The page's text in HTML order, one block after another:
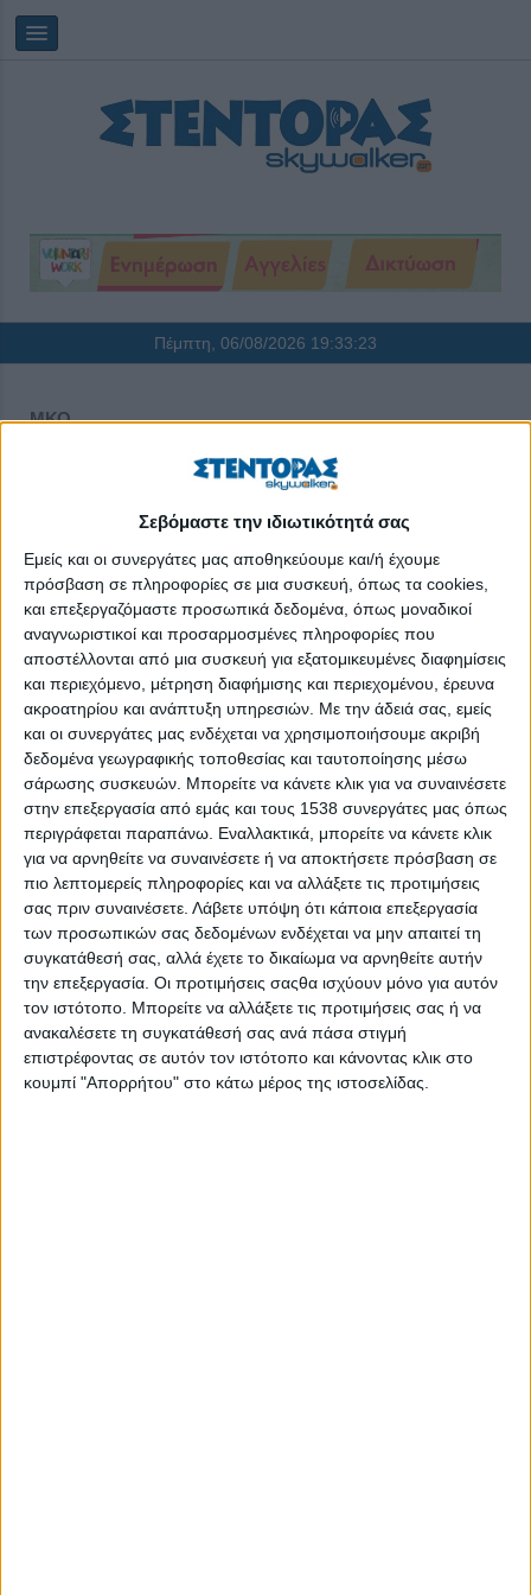
Σεβόμαστε την ιδιωτικότητά σας
Εμείς και οι συνεργάτες μας αποθηκεύουμε και/ή έχουμε
πρόσβαση σε πληροφορίες σε μια συσκευή, όπως τα cookies,
και επεξεργαζόμαστε προσωπικά δεδομένα, όπως μοναδικοί
αναγνωριστικοί και προσαρμοσμένες πληροφορίες που
αποστέλλονται από μια συσκευή για εξατομικευμένες διαφημίσεις
και περιεχόμενο, μέτρηση διαφήμισης και περιεχομένου, έρευνα
ακροατηρίου και ανάπτυξη υπηρεσιών. Με την άδειά σας, εμείς
και οι συνεργάτες μας ενδέχεται να χρησιμοποιήσουμε ακριβή
δεδομένα γεωγραφικής τοποθεσίας και ταυτοποίησης μέσω
σάρωσης συσκευών. Μπορείτε να κάνετε κλικ για να συναινέσετε
στην επεξεργασία από εμάς και τους 1538 συνεργάτες μας όπως
περιγράφεται παραπάνω. Εναλλακτικά, μπορείτε να κάνετε κλικ
για να αρνηθείτε να συναινέσετε ή να αποκτήσετε πρόσβαση σε
πιο λεπτομερείς πληροφορίες και να αλλάξετε τις προτιμήσεις
σας πριν συναινέσετε. Λάβετε υπόψη ότι κάποια επεξεργασία
των προσωπικών σας δεδομένων ενδέχεται να μην απαιτεί τη
συγκατάθεσή σας, αλλά έχετε το δικαίωμα να αρνηθείτε αυτήν
την επεξεργασία. Οι προτιμήσεις σαςθα ισχύουν μόνο για αυτόν
τον ιστότοπο. Μπορείτε να αλλάξετε τις προτιμήσεις σας ή να
ανακαλέσετε τη συγκατάθεσή σας ανά πάσα στιγμή
επιστρέφοντας σε αυτόν τον ιστότοπο και κάνοντας κλικ στο
κουμπί "Απορρήτου" στο κάτω μέρος της ιστοσελίδας.
Πέμπτη, 06/08/2026 19:33:23
ΜΚΟ
Υπόθεση της κοινωνίας, του σχολείου, της κοινότητας, του
δήμου, της Εκκλησίας, της Πολιτείας και προφανώς της
οικογένειας η χρήση ναρκωτικών
2η Έκθεση ΚΑΛΟ Athens Expo: ΚΑΛΟ ή κακό;
Youthnest: Στα άγονα περιβάλλοντα γεννιούνται οι πιο
γόνιμες ιδέες!
Άγγελοι της Χαράς: Βάλσαμο της ψυχής
Εθελοντική Διακονία Ασθενών: Δίνεις αγάπη, παίρνεις
χαρά
Εργαζόμενοι/ες ΜΚΟ: Όχι σε εξώσεις προσφύγων που
έλαβαν άσυλο